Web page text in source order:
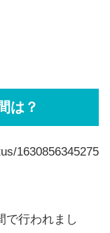
は？
1630856345275
で行われまし